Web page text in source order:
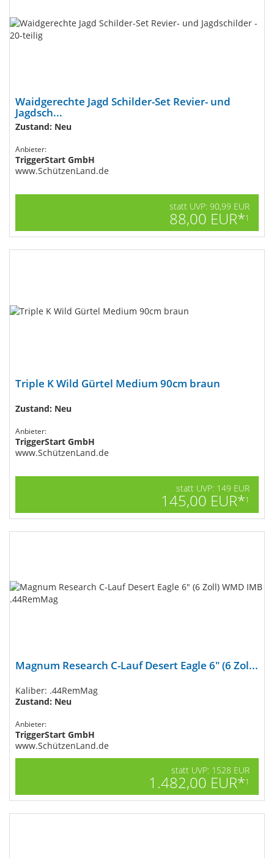
Waidgerechte Jagd Schilder-Set Revier- und
Jagdsch...
Zustand: Neu
Anbieter:
TriggerStart GmbH
www.SchützenLand.de
statt UVP: 90,99 EUR
88,00 EUR*1
Triple K Wild Gürtel Medium 90cm braun
Zustand: Neu
Anbieter:
TriggerStart GmbH
www.SchützenLand.de
statt UVP: 149 EUR
145,00 EUR*1
Magnum Research C-Lauf Desert Eagle 6" (6 Zol...
Kaliber: .44RemMag
Zustand: Neu
Anbieter:
TriggerStart GmbH
www.SchützenLand.de
statt UVP: 1528 EUR
1.482,00 EUR*1